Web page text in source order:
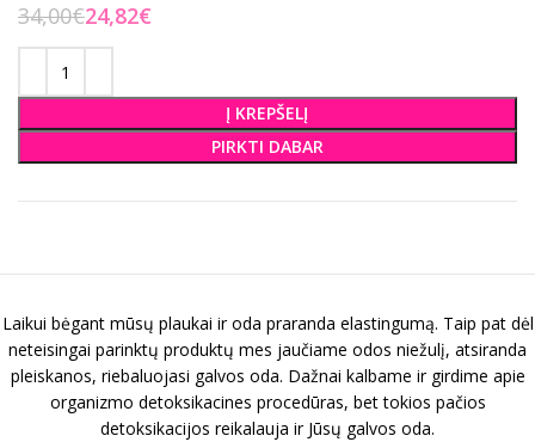
34,00€24,82€
Į KREPŠELĮ
PIRKTI DABAR
Laikui bėgant mūsų plaukai ir oda praranda elastingumą. Taip pat dėl
neteisingai parinktų produktų mes jaučiame odos niežulį, atsiranda
pleiskanos, riebaluojasi galvos oda. Dažnai kalbame ir girdime apie
organizmo detoksikacines procedūras, bet tokios pačios
detoksikacijos reikalauja ir Jūsų galvos oda.